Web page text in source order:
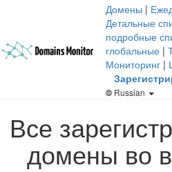
Домены |
Детальные
подробные
глобальные |
Мониторинг |
Russian
Все
домены во